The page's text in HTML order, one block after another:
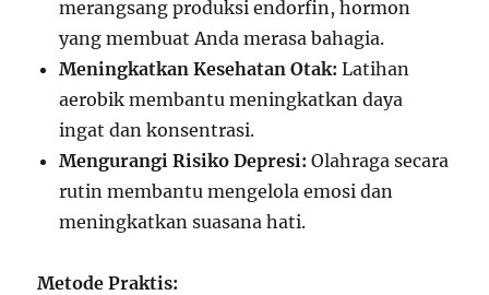
merangsang produksi endorfin, hormon
yang membuat Anda merasa bahagia.
Meningkatkan Kesehatan Otak: Latihan
aerobik membantu meningkatkan daya
ingat dan konsentrasi.
Mengurangi Risiko Depresi: Olahraga secara
rutin membantu mengelola emosi dan
meningkatkan suasana hati.
Metode Praktis: